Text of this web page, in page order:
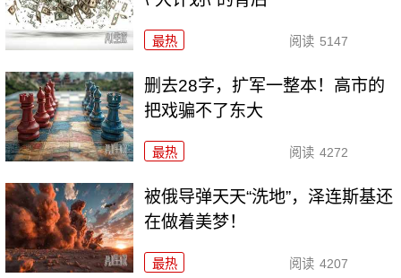
最热 阅读 5147
删去28字，扩军一整本！高市的
把戏骗不了东大
最热 阅读 4272
被俄导弹天天“洗地”，泽连斯基还
在做着美梦！
最热 阅读 4207